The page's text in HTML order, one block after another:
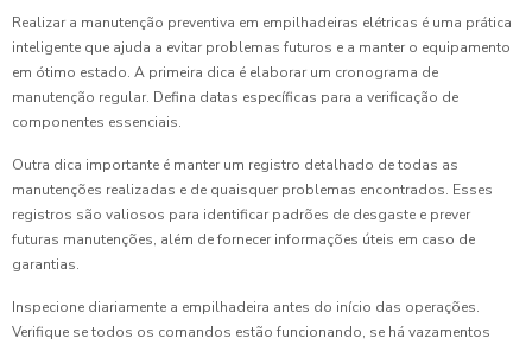
Realizar a manutenção preventiva em empilhadeiras elétricas é uma prática
inteligente que ajuda a evitar problemas futuros e a manter o equipamento
em ótimo estado. A primeira dica é elaborar um cronograma de
manutenção regular. Defina datas específicas para a verificação de
componentes essenciais.
Outra dica importante é manter um registro detalhado de todas as
manutenções realizadas e de quaisquer problemas encontrados. Esses
registros são valiosos para identificar padrões de desgaste e prever
futuras manutenções, além de fornecer informações úteis em caso de
garantias.
Inspecione diariamente a empilhadeira antes do início das operações.
Verifique se todos os comandos estão funcionando, se há vazamentos